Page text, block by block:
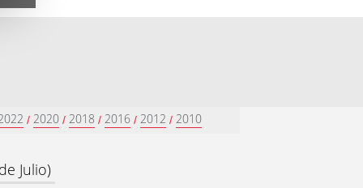
/ 2020 / 2018 / 2016 / 2012 / 2010
Julio)